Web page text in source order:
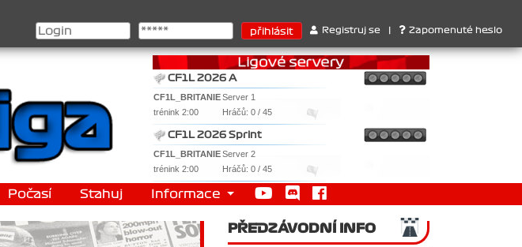
, Pohár konstruktérů : 1. Ferrari . 2. Williams , 3. RedBull ..... SprintCup - 1. Jan
Registruj se Zapomenuté heslo
CF1L 2026 A
CF1L_BRITANIEServer 1
trénink 2:00
Hráčů: 0 / 45
CF1L 2026 Sprint
CF1L_BRITANIEServer 2
trénink 2:00
Hráčů: 0 / 45
Počasí Stahuj Informace
PŘEDZÁVODNÍ INFO